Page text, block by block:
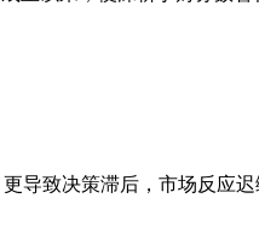
导致决策滞后，市场反应